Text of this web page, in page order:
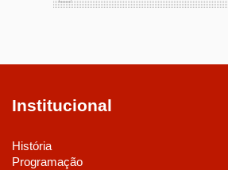
Institucional
História
Programação